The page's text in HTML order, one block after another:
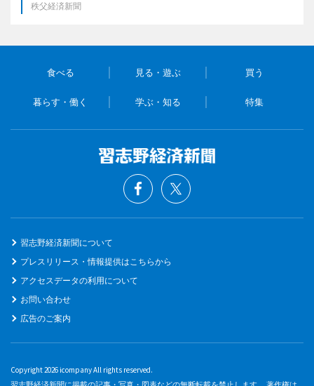
秩父経済新聞
食べる 見る・遊ぶ 買う
暮らす・働く 学ぶ・知る 特集
習志野経済新聞について
プレスリリース・情報提供はこちらから
アクセスデータの利用について
お問い合わせ
広告のご案内
Copyright 2026 icompany All rights reserved.